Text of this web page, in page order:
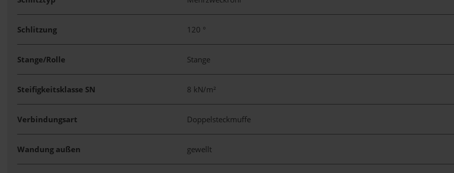
Schlitzung 120 °
Stange/Rolle Stange
Steifigkeitsklasse SN 8 kN/m²
Verbindungsart Doppelsteckmuffe
Wandung außen gewellt